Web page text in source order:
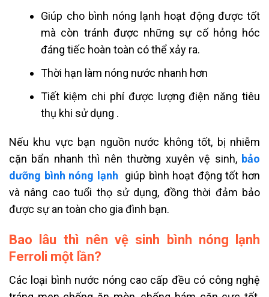
Giúp cho bình nóng lạnh hoạt động được tốt
mà còn tránh được những sự cố hỏng hóc
đáng tiếc hoàn toàn có thể xảy ra.
Thời hạn làm nóng nước nhanh hơn
Tiết kiệm chi phí được lượng điện năng tiêu
thụ khi sử dụng .
Nếu khu vực bạn nguồn nước không tốt, bị nhiễm
cặn bẩn nhanh thì nên thường xuyên vệ sinh, bảo
dưỡng bình nóng lạnh giúp bình hoạt động tốt hơn
và nâng cao tuổi thọ sử dụng, đồng thời đảm bảo
được sự an toàn cho gia đình bạn.
Bao lâu thì nên vệ sinh bình nóng lạnh
Ferroli một lần?
Các loại bình nước nóng cao cấp đều có công nghệ